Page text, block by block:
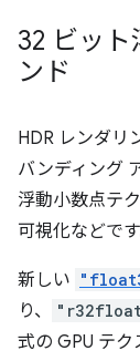
32 ビッ
ンド
HDR レンダリ
バンディング
浮動小数点テ
可視化などです
新しい
り、
式の GPU テ